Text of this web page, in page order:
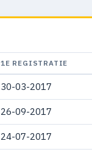
1E REGISTRATIE
30-03-2017
26-09-2017
24-07-2017